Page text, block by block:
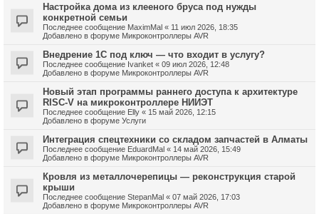
Настройка дома из клееного бруса под нужды
конкретной семьи
Последнее сообщение MaximMal « 11 июл 2026, 18:35
Добавлено в форуме Микроконтроллеры AVR
Внедрение 1С под ключ — что входит в услугу?
Последнее сообщение Ivanket « 09 июл 2026, 12:48
Добавлено в форуме Микроконтроллеры AVR
Новый этап программы раннего доступа к архитектуре
RISC-V на микроконтроллере НИИЭТ
Последнее сообщение Elly « 15 май 2026, 12:15
Добавлено в форуме Услуги
Интеграция спецтехники со складом запчастей в Алматы
Последнее сообщение EduardMal « 14 май 2026, 15:49
Добавлено в форуме Микроконтроллеры AVR
Кровля из металлочерепицы — реконструкция старой
крыши
Последнее сообщение StepanMal « 07 май 2026, 17:03
Добавлено в форуме Микроконтроллеры AVR